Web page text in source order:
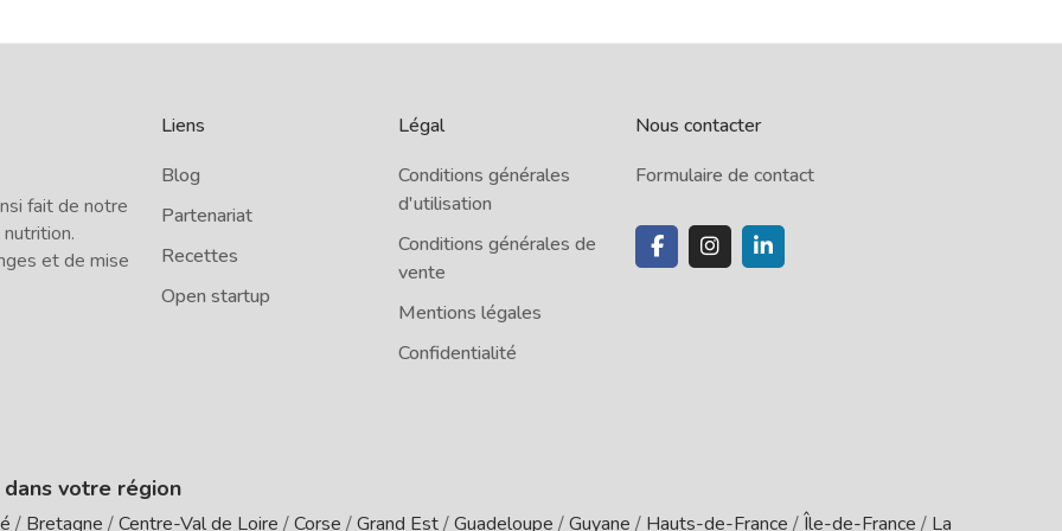
fait de notre
nutrition.
et de mise
Liens
Blog
Partenariat
Recettes
Open startup
Légal
Conditions générales
d'utilisation
Conditions générales de
vente
Mentions légales
Confidentialité
Nous contacter
Formulaire de contact
votre région
/ Bretagne /Centre-Val de Loire /Corse /Grand Est/Guadeloupe /Guyane / Hauts-de-France /Île-de-France / La